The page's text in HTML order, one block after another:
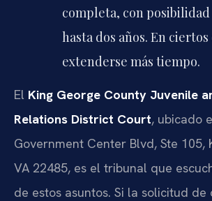
completa, con
hasta dos años. En
extenderse más tiempo.
El King George County Juvenile
Relations District Court, ubicado
Government Center Blvd, Ste 105,
VA 22485, es el tribunal que
de estos asuntos. Si la solicitud de